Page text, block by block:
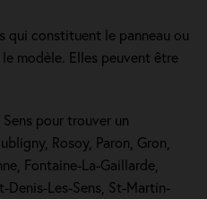
qui constituent le panneau ou
modèle. Elles peuvent être
pour trouver un
Rosoy, Paron, Gron,
Fontaine-La-Gaillarde,
Denis-Les-Sens, St-Martin-